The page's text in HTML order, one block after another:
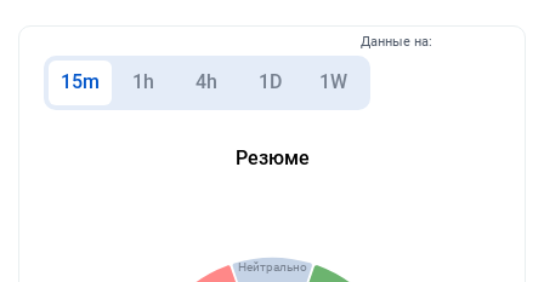
Данные на:
15m 1h 4h 1D 1W
Резюме
Нейтрально